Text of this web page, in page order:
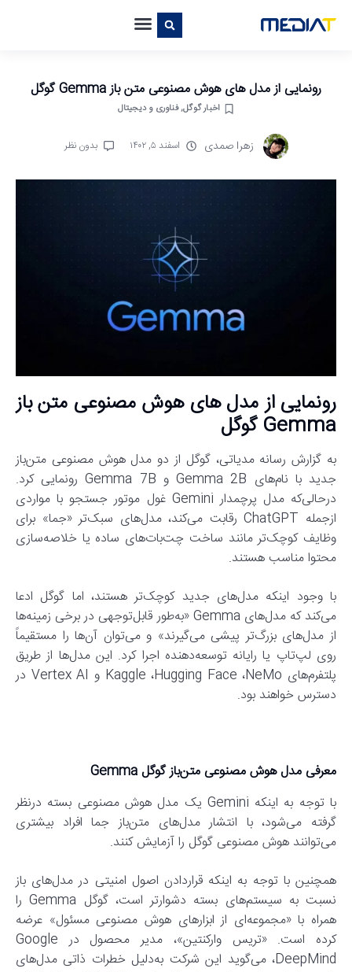
رونمایی از مدل های هوش مصنوعی متن باز Gemma گوگل
اخبار گوگل,فناوری و دیجیتال
زهرا صمدی اسفند ۵, ۱۴۰۲ بدون نظر
رونمایی از مدل های هوش مصنوعی متن باز
Gemma گوگل
به گزارش رسانه مدیاتی، گوگل از دو مدل هوش مصنوعی متن‌باز
جدید با نام‌های Gemma 2B و Gemma 7B رونمایی کرد.
درحالی‌که مدل پرچمدار Gemini غول موتور جستجو با مواردی
ازجمله ChatGPT رقابت می‌کند، مدل‌های سبک‌تر «جما» برای
وظایف کوچک‌تر مانند ساخت چت‌بات‌های ساده یا خلاصه‌سازی
محتوا مناسب هستند.
با وجود اینکه مدل‌های جدید کوچک‌تر هستند، اما گوگل ادعا
می‌کند که مدل‌های Gemma «به‌طور قابل‌توجهی در برخی زمینه‌ها
از مدل‌های بزرگ‌تر پیشی می‌گیرند» و می‌توان آن‌ها را مستقیماً
روی لپ‌تاپ یا رایانه توسعه‌دهنده اجرا کرد. این مدل‌ها از طریق
پلتفرم‌های Kaggle ،Hugging Face ،NeMo و Vertex AI در
دسترس خواهند بود.
معرفی مدل هوش مصنوعی متن‌باز گوگل Gemma
با توجه به اینکه Gemini یک مدل هوش مصنوعی بسته درنظر
گرفته می‌شود، با انتشار مدل‌های متن‌باز جما افراد بیشتری
می‌توانند هوش مصنوعی گوگل را آزمایش کنند.
همچنین با توجه به اینکه قراردادن اصول امنیتی در مدل‌های باز
نسبت به سیستم‌های بسته دشوارتر است، گوگل Gemma را
همراه با «مجموعه‌ای از ابزارهای هوش مصنوعی مسئول» عرضه
کرده است. «تریس وارکنتین»، مدیر محصول در Google
DeepMind، می‌گوید این شرکت به‌دلیل خطرات ذاتی مدل‌های